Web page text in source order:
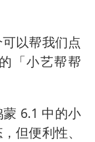
以帮我们点
「小艺帮帮
6.1 中的小
但便利性、